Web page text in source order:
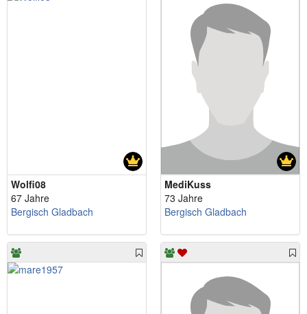
Wolfi08
67 Jahre
Bergisch Gladbach
MediKuss
73 Jahre
Bergisch Gladbach